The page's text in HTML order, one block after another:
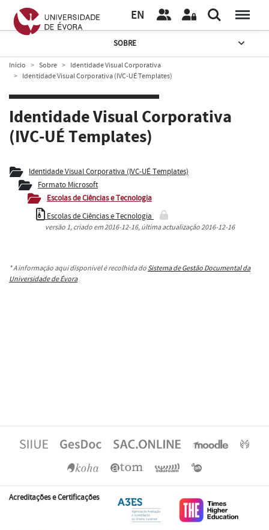
EN
SOBRE
Início Sobre
Identidade Visual Corporativa
Identidade Visual Corporativa (IVC-UÉ Templates)
Identidade Visual Corporativa
(IVC-UÉ Templates)
Identidade Visual Corporativa (IVC-UÉ Templates)
Formato Microsoft
Escolas de Ciências e Tecnologia
Escolas de Ciências e Tecnologia
versão 1, criado em2016-12-16, última actualização2016-12-16
* A informação aqui disponível é recolhida do Sistema de Gestão Documental da
Universidade de Évora
Acreditações e Certificações